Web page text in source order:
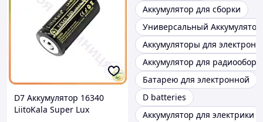
D7 Аккумулятор 16340
LiitoKala Super Lux
Аккумулятор для сборки
Универсальный
Аккумуляторы для
Аккумулятор для
Батарею для электронной
D batteries
Аккумулятор для электрики